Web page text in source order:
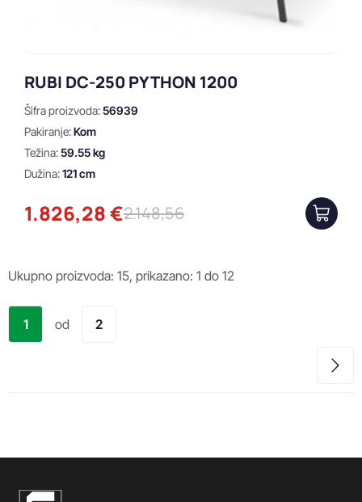
RUBI DC-250 PYTHON 1200
Šifra proizvoda:56939
Pakiranje:Kom
Težina:59.55 kg
Dužina:121 cm
1.826,28 €2.148,56
Ukupno proizvoda: 15, prikazano: 1 do 12
1 od 2